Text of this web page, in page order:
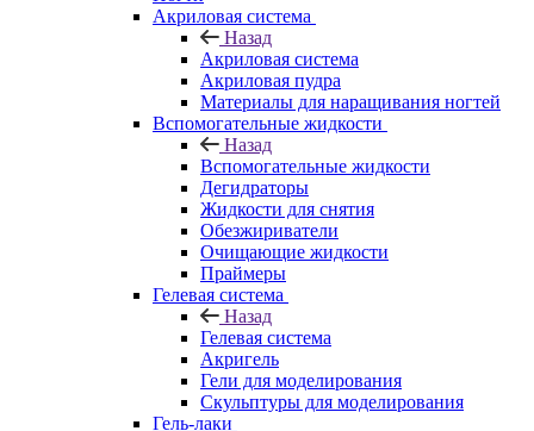
Акриловая система
Назад
Акриловая система
Акриловая пудра
Материалы для наращивания ногтей
Вспомогательные жидкости
Назад
Вспомогательные жидкости
Дегидраторы
Жидкости для снятия
Обезжириватели
Очищающие жидкости
Праймеры
Гелевая система
Назад
Гелевая система
Акригель
Гели для моделирования
Скульптуры для моделирования
Гель-лаки